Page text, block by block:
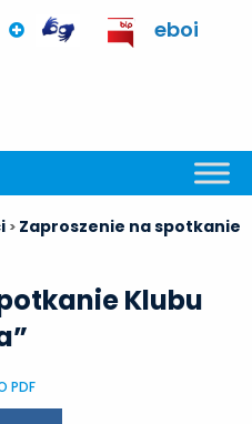
eboi
> Zaproszenie na spotkanie
Klubu
PDF